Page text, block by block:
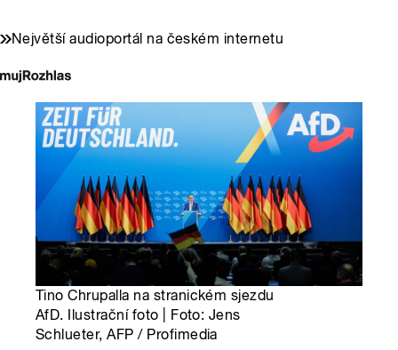
Největší audioportál na českém internetu
Tino Chrupalla na stranickém sjezdu
AfD. Ilustrační foto | Foto: Jens
Schlueter, AFP / Profimedia